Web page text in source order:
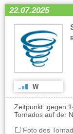
22.07.2025
W
Zeitpunkt: gegen
Tornados auf der
Foto des